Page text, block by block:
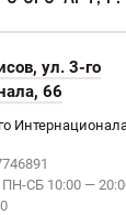
ул. 3-го
66
СБ 10:00 —